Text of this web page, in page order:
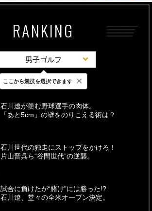
RANKING
男子ゴルフ
最新 24時間 週間
石川遼が羨む野球選手の肉体。
「あと5cm」の壁をのりこえる術は？
石川世代の独走にストップをかけろ！
片山晋呉ら“谷間世代”の逆襲。
試合に負けたが“賭け”には勝った!?
石川遼、堂々の全米オープン決定。
ここから競技を選択できます ×